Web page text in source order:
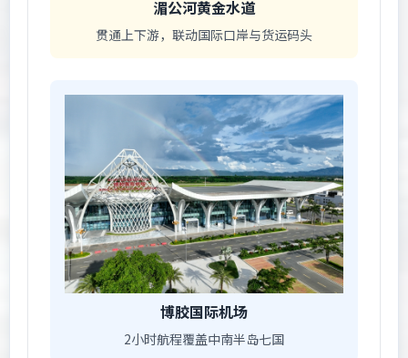
湄公河黄金水道
贯通上下游，联动国际口岸与货运码头
博胶国际机场
2小时航程覆盖中南半岛七国